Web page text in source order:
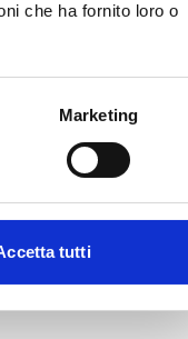
che ha fornito loro o
Marketing
tutti